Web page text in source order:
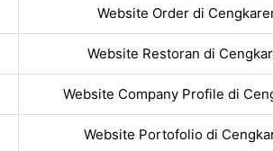
Website Order di
Website Restoran di
Website Company Profile di
Website Portofolio di